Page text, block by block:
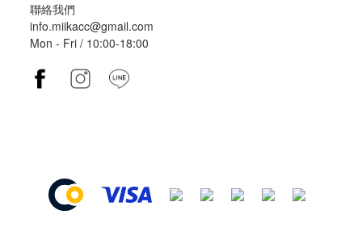
聯絡我們
info.miikacc@gmail.com
Mon - Fri / 10:00-18:00